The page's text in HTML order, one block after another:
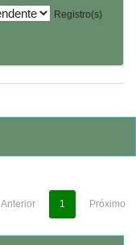
Registro(s)
Anterior 1 Próximo